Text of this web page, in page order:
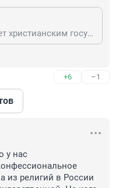
нужно и скоро Россия будет христианским государством. Остальные религии будут разрешены только на территории республик. Это для защиты большинства граждан РФ
+6 –1
у нас
из религий в России